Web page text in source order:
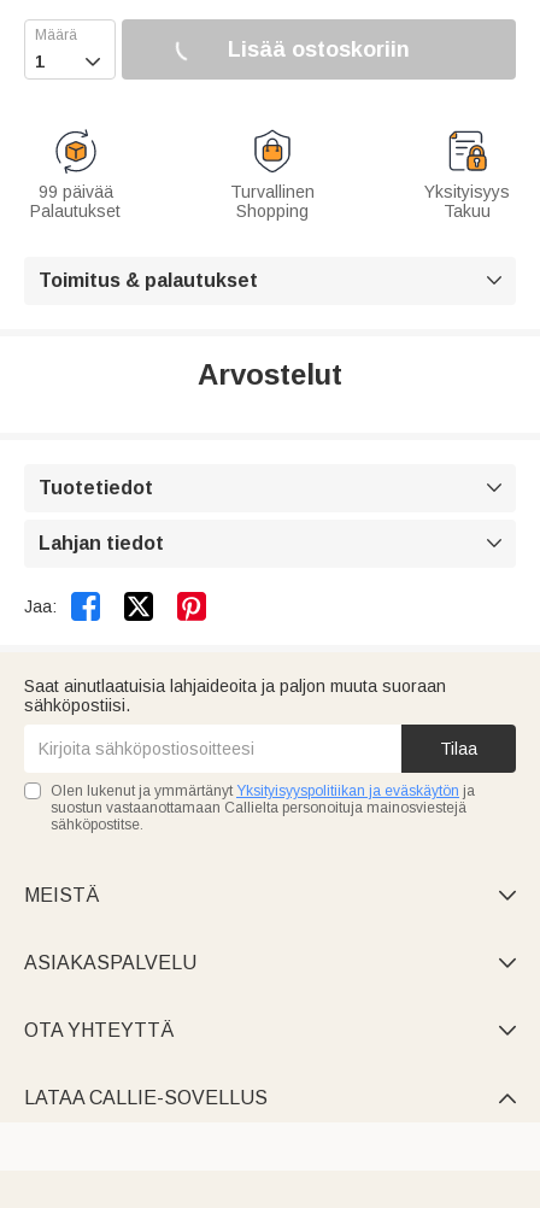
 Lisää ostoskoriin
99 päivää
Palautukset
Turvallinen
Shopping
Yksityisyys
Takuu
Toimitus & palautukset 
Arvostelut
Tuotetiedot 
Lahjan tiedot 
Jaa:  
Saat ainutlaatuisia lahjaideoita ja paljon muuta suoraan
sähköpostiisi.
Tilaa
Olen lukenut ja ymmärtänyt Yksityisyyspolitiikan ja eväskäytön ja
suostun vastaanottamaan Callielta personoituja mainosviestejä
sähköpostitse.
MEISTÄ 
ASIAKASPALVELU 
OTA YHTEYTTÄ 
LATAA CALLIE-SOVELLUS 